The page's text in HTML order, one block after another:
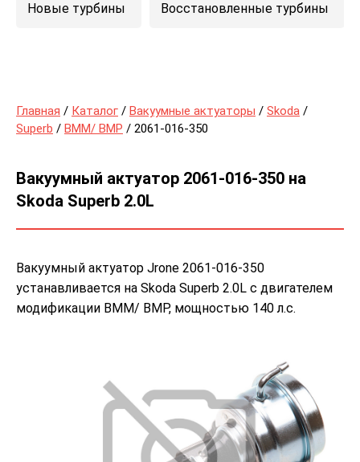
Новые турбины Восстановленные турбины
Главная / Каталог / Вакуумные актуаторы / Skoda /
Superb / BMM/ BMP / 2061-016-350
Вакуумный актуатор 2061-016-350 на
Skoda Superb 2.0L
Вакуумный актуатор Jrone 2061-016-350
устанавливается на Skoda Superb 2.0L с двигателем
модификации BMM/ BMP, мощностью 140 л.с.